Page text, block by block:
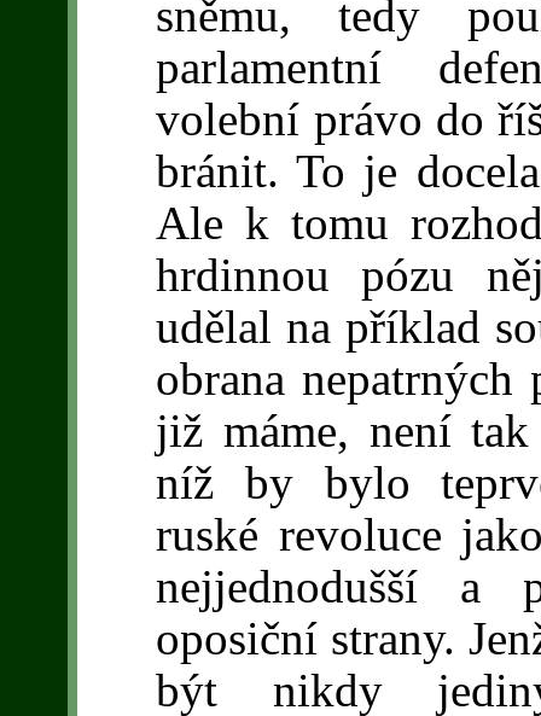
sněmu, tedy
parlamentní
volební právo do
bránit. To je
Ale k tomu
hrdinnou pózu
udělal na příklad
obrana nepatrných
již máme, není
níž by bylo
ruské revoluce
nejjednodušší a
oposiční strany.
být nikdy